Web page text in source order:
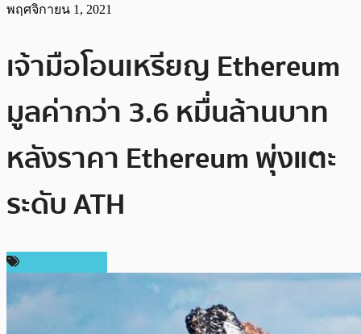
พฤศจิกายน 1, 2021
เจ้ามือโอนเหรียญ Ethereum
มูลค่ากว่า 3.6 หมื่นล้านบาท
หลังราคา Ethereum พุ่งแตะ
ระดับ ATH